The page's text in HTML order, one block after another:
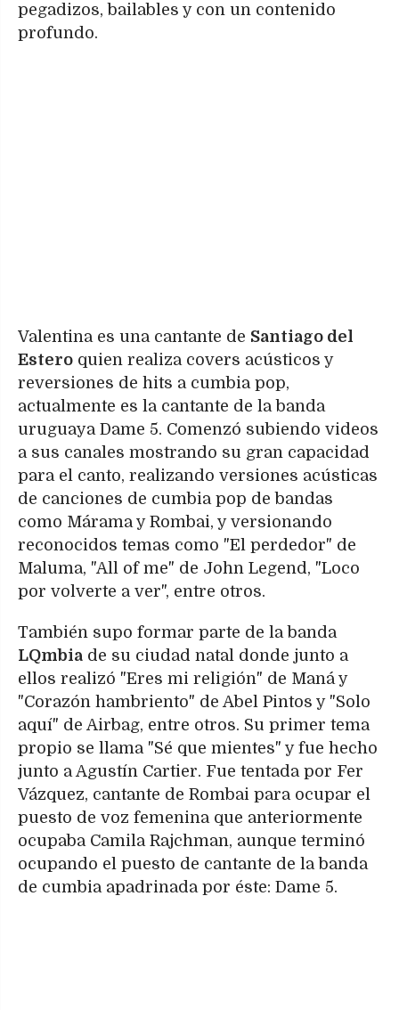
pegadizos, bailables y con un contenido
profundo.
Valentina es una cantante de Santiago del
Estero quien realiza covers acústicos y
reversiones de hits a cumbia pop,
actualmente es la cantante de la banda
uruguaya Dame 5. Comenzó subiendo videos
a sus canales mostrando su gran capacidad
para el canto, realizando versiones acústicas
de canciones de cumbia pop de bandas
como Márama y Rombai, y versionando
reconocidos temas como "El perdedor" de
Maluma, "All of me" de John Legend, "Loco
por volverte a ver", entre otros.
También supo formar parte de la banda
LQmbia de su ciudad natal donde junto a
ellos realizó "Eres mi religión" de Maná y
"Corazón hambriento" de Abel Pintos y "Solo
aquí" de Airbag, entre otros. Su primer tema
propio se llama "Sé que mientes" y fue hecho
junto a Agustín Cartier. Fue tentada por Fer
Vázquez, cantante de Rombai para ocupar el
puesto de voz femenina que anteriormente
ocupaba Camila Rajchman, aunque terminó
ocupando el puesto de cantante de la banda
de cumbia apadrinada por éste: Dame 5.